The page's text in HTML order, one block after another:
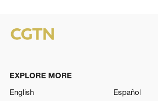
EXPLORE MORE
English
Español